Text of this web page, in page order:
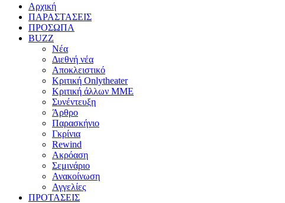
Αρχική
ΠΑΡΑΣΤΑΣΕΙΣ
ΠΡΟΣΩΠΑ
BUZZ
Νέα
Διεθνή νέα
Αποκλειστικό
Κριτική Onlytheater
Κριτική άλλων ΜΜΕ
Συνέντευξη
Άρθρο
Παρασκήνιο
Γκρίνια
Rewind
Ακρόαση
Σεμινάριο
Ανακοίνωση
Αγγελίες
ΠΡΟΤΑΣΕΙΣ